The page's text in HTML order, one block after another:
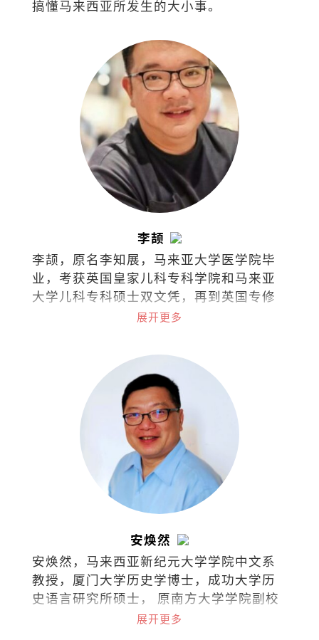
搞懂马来西亚所发生的大小事。
李颉
李颉，原名李知展，马来亚大学医学院毕
业，考获英国皇家儿科专科学院和马来亚
大学儿科专科硕士双文凭，再到英国专修
儿童安宁医护疗法，如今担任马来西亚吉
和马来西亚儿童安宁疗护协会创办人兼主
展开更多
安焕然
安焕然，马来西亚新纪元大学学院中文系
教授，厦门大学历史学博士，成功大学历
史语言研究所硕士， 原南方大学学院副校
长。著有著作有《乡土. 饮食.与记忆：跨
展开更多